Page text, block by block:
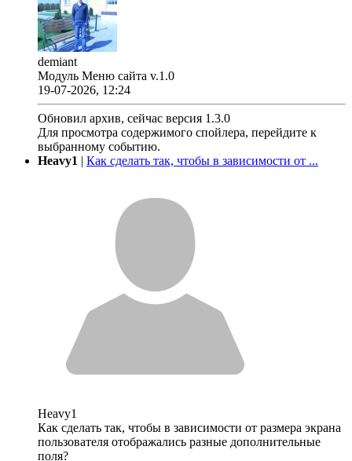
demiant
Модуль Меню сайта v.1.0
19-07-2026, 12:24
Обновил архив, сейчас версия 1.3.0
Для просмотра содержимого спойлера, перейдите к
выбранному событию.
Heavy1 | Как сделать так, чтобы в зависимости от ...
Heavy1
Как сделать так, чтобы в зависимости от размера экрана
пользователя отображались разные дополнительные
поля?